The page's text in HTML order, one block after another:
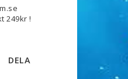
249kr !
DELA